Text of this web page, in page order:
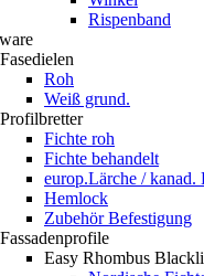
Rispenband
Fasedielen
Roh
Weiß grund.
Profilbretter
Fichte roh
Fichte behandelt
europ.Lärche / kanad.
Hemlock
Zubehör Befestigung
Fassadenprofile
Easy Rhombus